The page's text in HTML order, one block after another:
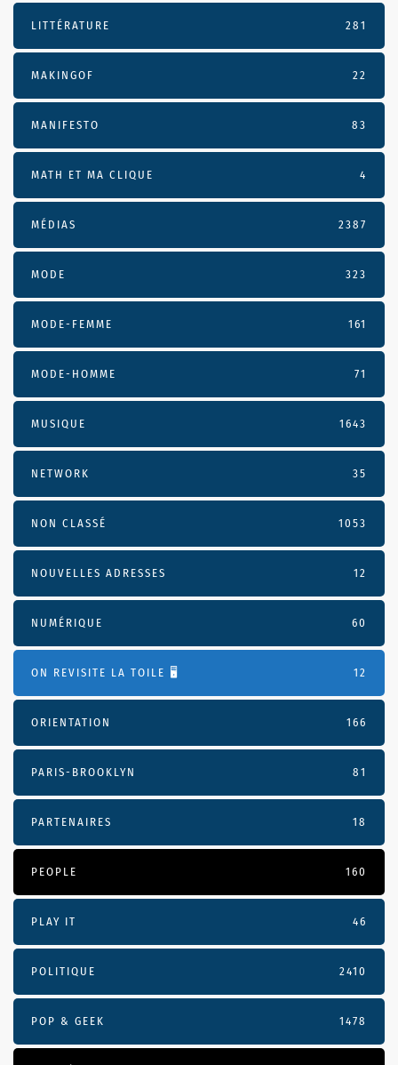
LITTÉRATURE 281
MAKINGOF 22
MANIFESTO 83
MATH ET MA CLIQUE 4
MÉDIAS 2387
MODE 323
MODE-FEMME 161
MODE-HOMME 71
MUSIQUE 1643
NETWORK 35
NON CLASSÉ 1053
NOUVELLES ADRESSES 12
NUMÉRIQUE 60
ON REVISITE LA TOILE 🖥️ 12
ORIENTATION 166
PARIS-BROOKLYN 81
PARTENAIRES 18
PEOPLE 160
PLAY IT 46
POLITIQUE 2410
POP & GEEK 1478